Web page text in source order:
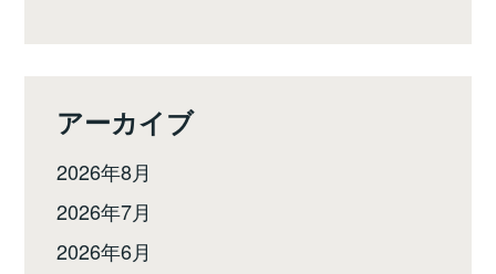
アーカイブ
2026年8月
2026年7月
2026年6月